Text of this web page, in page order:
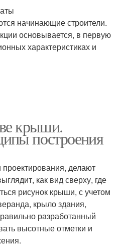
начинающие строители.
основывается, в первую
характеристиках и
крыши.
построения
делают
как вид сверху, где
рисунок крыши, с учетом
крыло здания,
разработанный
высотные отметки и